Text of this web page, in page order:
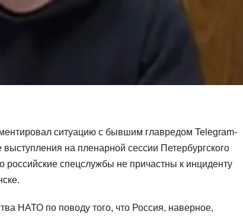
ситуацию с бывшим главредом Telegram-
на пленарной сессии Петербургского
российские спецслужбы не причастны к инциденту
НАТО по поводу того, что Россия, наверное,